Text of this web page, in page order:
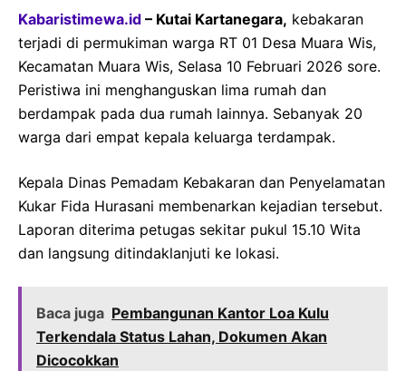
Kabaristimewa.id – Kutai Kartanegara, kebakaran
terjadi di permukiman warga RT 01 Desa Muara Wis,
Kecamatan Muara Wis, Selasa 10 Februari 2026 sore.
Peristiwa ini menghanguskan lima rumah dan
berdampak pada dua rumah lainnya. Sebanyak 20
warga dari empat kepala keluarga terdampak.
Kepala Dinas Pemadam Kebakaran dan Penyelamatan
Kukar Fida Hurasani membenarkan kejadian tersebut.
Laporan diterima petugas sekitar pukul 15.10 Wita
dan langsung ditindaklanjuti ke lokasi.
Baca juga Pembangunan Kantor Loa Kulu
Terkendala Status Lahan, Dokumen Akan
Dicocokkan